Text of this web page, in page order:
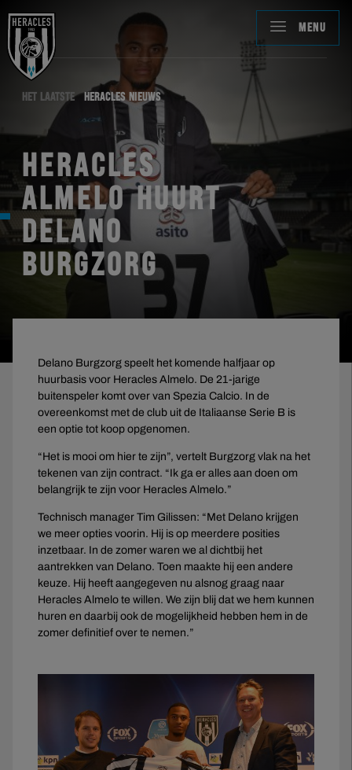
MENU
HET LAATSTE HERACLES NIEUWS
HERACLES
ALMELO HUURT
DELANO
BURGZORG
Delano Burgzorg speelt het komende halfjaar op
huurbasis voor Heracles Almelo. De 21-jarige
buitenspeler komt over van Spezia Calcio. In de
overeenkomst met de club uit de Italiaanse Serie B is
een optie tot koop opgenomen.
“Het is mooi om hier te zijn”, vertelt Burgzorg vlak na het
tekenen van zijn contract. “Ik ga er alles aan doen om
belangrijk te zijn voor Heracles Almelo.”
Technisch manager Tim Gilissen: “Met Delano krijgen
we meer opties voorin. Hij is op meerdere posities
inzetbaar. In de zomer waren we al dichtbij het
aantrekken van Delano. Toen maakte hij een andere
keuze. Hij heeft aangegeven nu alsnog graag naar
Heracles Almelo te willen. We zijn blij dat we hem kunnen
huren en daarbij ook de mogelijkheid hebben hem in de
zomer definitief over te nemen.”